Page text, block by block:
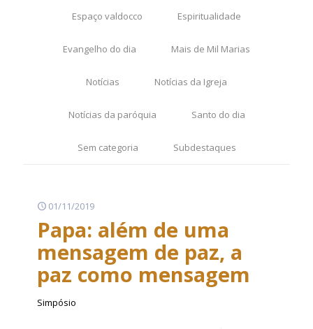
Espaço valdocco Espiritualidade
Evangelho do dia Mais de Mil Marias
Notícias Notícias da Igreja
Notícias da paróquia Santo do dia
Sem categoria Subdestaques
01/11/2019
Papa: além de uma
mensagem de paz, a
paz como mensagem
Simpósio